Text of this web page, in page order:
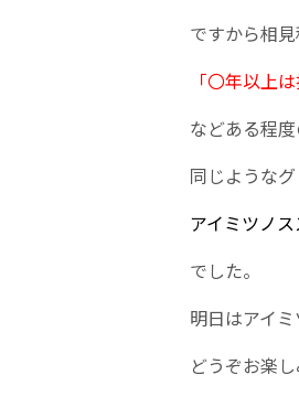
ですから相
「〇年以上
などある程
同じような
アイミツノ
でした。
明日はアイ
どうぞお楽し